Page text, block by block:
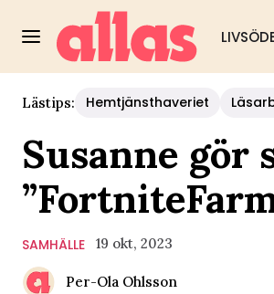
Lästips: Hemtjänsthaveriet
Susanne gör
SAMHÄLLE 19 okt, 2023
Per-Ola Ohlsson